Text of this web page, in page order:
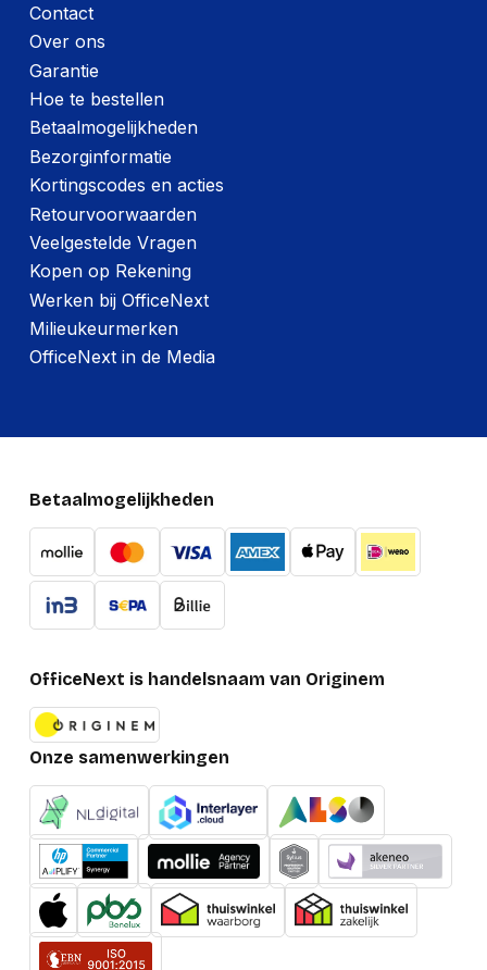
Per pallet
Hoeveelheid:
Breedte:
Hoogte:
Lengte:
Gewicht:
Contact
Over ons
Garantie
Hoe te bestellen
Betaalmogelijkheden
Bezorginformatie
Kortingscodes en acties
Retourvoorwaarden
Veelgestelde Vragen
Kopen op Rekening
Werken bij OfficeNext
Milieukeurmerken
OfficeNext in de Media
Betaalmogelijkheden
OfficeNext is handelsnaam van Originem
Onze samenwerkingen